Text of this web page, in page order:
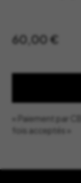
60,00 €
« Paiement par
fois acceptés »